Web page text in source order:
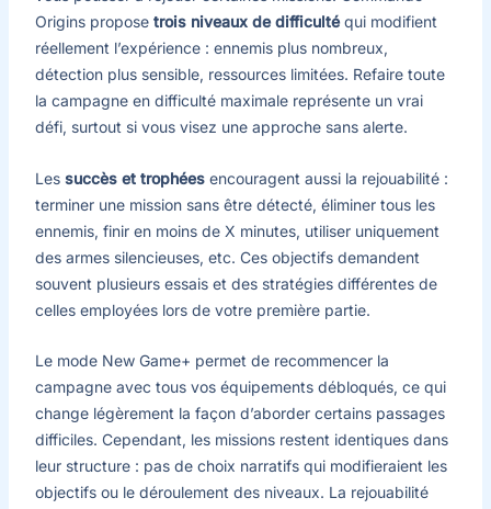
Origins propose trois niveaux de difficultéqui modifient
réellement l’expérience : ennemis plus nombreux,
détection plus sensible, ressources limitées. Refaire toute
la campagne en difficulté maximale représente un vrai
défi, surtout si vous visez une approche sans alerte.
Les succès et trophéesencouragent aussi la rejouabilité :
terminer une mission sans être détecté, éliminer tous les
ennemis, finir en moins de X minutes, utiliser uniquement
des armes silencieuses, etc. Ces objectifs demandent
souvent plusieurs essais et des stratégies différentes de
celles employées lors de votre première partie.
Le mode New Game+ permet de recommencer la
campagne avec tous vos équipements débloqués, ce qui
change légèrement la façon d’aborder certains passages
difficiles. Cependant, les missions restent identiques dans
leur structure : pas de choix narratifs qui modifieraient les
objectifs ou le déroulement des niveaux. La rejouabilité